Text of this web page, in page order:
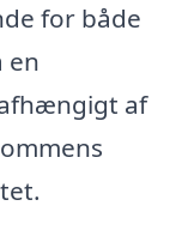
for både
en
af